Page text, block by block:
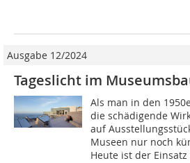
Ausgabe 12/2024
Tageslicht im
Als man in den
die schädigende
auf
Museen nur noch
Heute ist der Einsatz